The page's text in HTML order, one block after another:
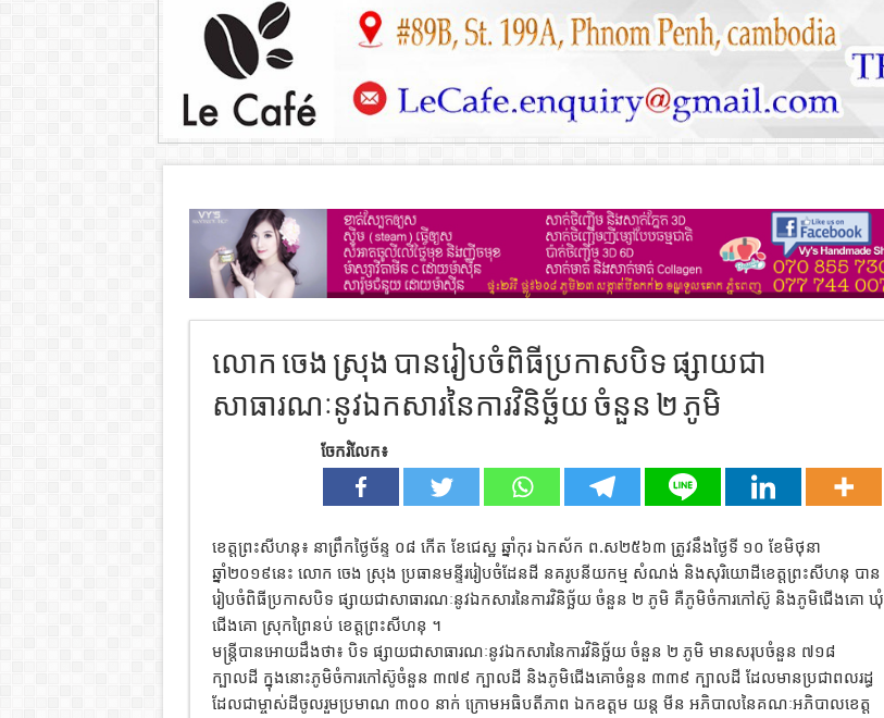
លោក ចេង ស្រុង បានរៀបចំពិធីប្រកាសបិទ ផ្សាយជា
សាធារណៈនូវឯកសារនៃការវិនិច្ឆ័យ ចំនួន ២ ភូមិ
ចែករំលែក៖
ខេត្តព្រះសីហនុ៖ នាព្រឹកថ្ងៃច័ន្ទ ០៨ កើត ខែជេស្ឋ ឆ្នាំកុរ ឯកស័ក ព.ស២៥៦៣ ត្រូវនឹងថ្ងៃទី ១០ ខែមិថុនា
ឆ្នាំ២០១៩នេះ លោក ចេង ស្រុង ប្រធានមន្ទីររៀបចំដែនដី នគរូបនីយកម្ម សំណង់ និងសុរិយោដីខេត្តព្រះសីហនុ បាន
រៀបចំពិធីប្រកាសបិទ ផ្សាយជាសាធារណៈនូវឯកសារនៃការវិនិច្ឆ័យ ចំនួន ២ ភូមិ គឺភូមិចំការកៅស៊ូ និងភូមិជើងគោ ឃុំ
ជើងគោ ស្រុកព្រៃនប់ ខេត្តព្រះសីហនុ ។
មន្ត្រីបានអោយដឹងថា៖ បិទ ផ្សាយជាសាធារណៈនូវឯកសារនៃការវិនិច្ឆ័យ ចំនួន ២ ភូមិ មានសរុបចំនួន ៧១៨
ក្បាលដី ក្នុងនោះភូមិចំការកៅស៊ូចំនួន ៣៧៩ ក្បាលដី និងភូមិជើងគោចំនួន ៣៣៩ ក្បាលដី ដែលមានប្រជាពលរដ្ធ
ដែលជាម្ចាស់ដីចូលរួមប្រមាណ ៣០០ នាក់ ក្រោមអធិបតីភាព ឯកឧត្តម យន្ត មីន អភិបាលនៃគណៈអភិបាលខេត្ត